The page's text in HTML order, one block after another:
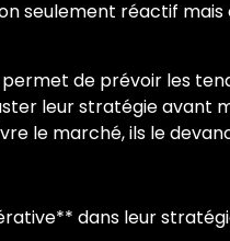
seulement réactif
permet de prévoir les
leur stratégie avant
le marché, ils le
dans leur